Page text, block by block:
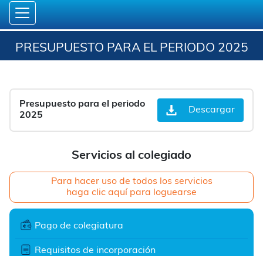
PRESUPUESTO PARA EL PERIODO 2025
Servicios al colegiado
Para hacer uso de todos los servicios
haga clic aquí para loguearse
Pago de colegiatura
Requisitos de incorporación
Presupuesto para el periodo
2025
Descargar